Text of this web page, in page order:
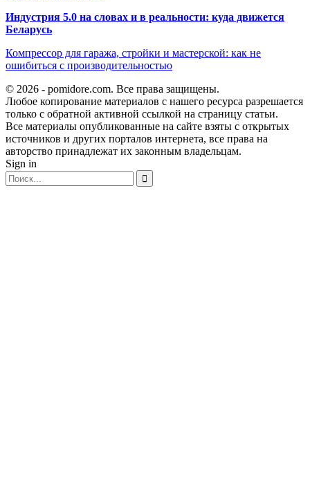
Индустрия 5.0 на словах и в реальности: куда движется
Беларусь
Компрессор для гаража, стройки и мастерской: как не
ошибиться с производительностью
© 2026 - pomidore.com. Все права защищены.
Любое копирование материалов с нашего ресурса разрешается
только с обратной активной ссылкой на страницу статьи.
Все материалы опубликованные на сайте взяты с открытых
источников и других порталов интернета, все права на
авторство принадлежат их законным владельцам.
Sign in